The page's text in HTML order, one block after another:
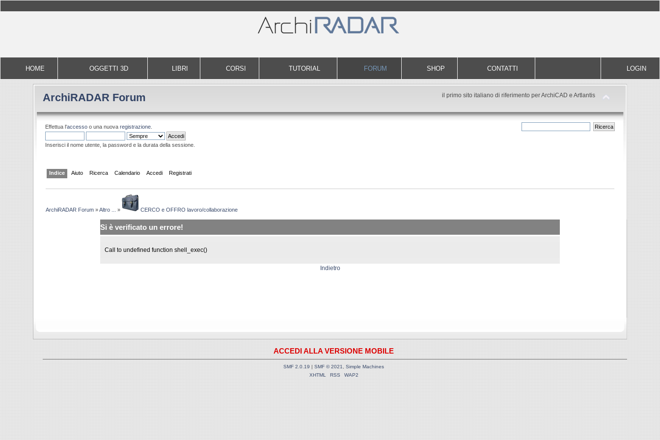
HOME OGGETTI 3D LIBRI CORSI TUTORIAL FORUM SHOP CONTATTI LOGIN
ArchiRADAR Forum il primo sito italiano di riferimento per ArchiCAD e Artlantis
Effettua l'accesso o una nuovaregistrazione.
Inserisci il nome utente, la password e la durata della sessione.
Indice Aiuto Ricerca Calendario Accedi Registrati
ArchiRADAR Forum »Altro ... » CERCO e OFFRO lavoro/collaborazione
Si è verificato un errore!
Call to undefined function shell_exec()
Indietro
ACCEDI ALLA VERSIONE MOBILE
SMF 2.0.19 | SMF © 2021
Simple Machines
XHTML
RSS WAP2